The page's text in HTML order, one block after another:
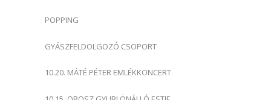
POPPING
GYÁSZFELDOLGOZÓ CSOPORT
10.20. MÁTÉ PÉTER EMLÉKKONCERT